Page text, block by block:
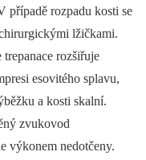
případě rozpadu kosti se
lžičkami.
trepanace rozšiřuje
esovitého splavu,
a kosti skalní.
zvukovod
výkonem nedotčeny.